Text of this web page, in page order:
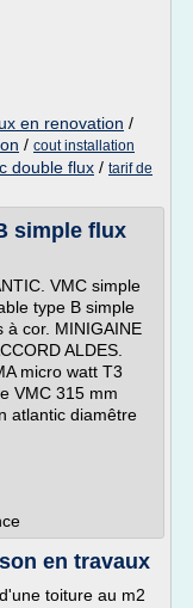
en renovation /
/ cout installation
double flux / tarif de
simple flux
VMC simple
type B simple
à cor. MINIGAINE
ALDES.
micro watt T3
VMC 315 mm
atlantic diamêtre
en travaux
toiture au m2